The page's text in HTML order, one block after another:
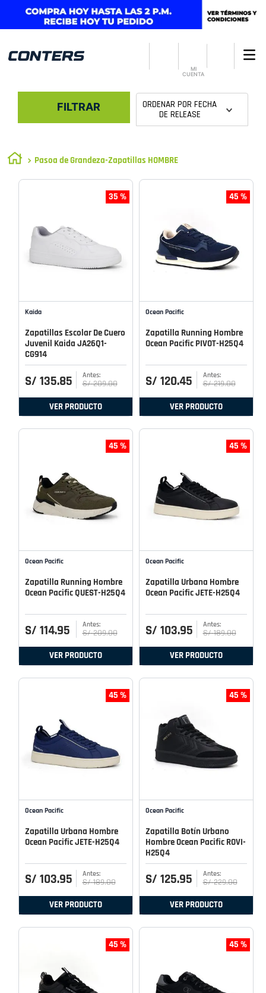
MI
CUENTA
FILTRAR ORDENAR POR FECHA
DE RELEASE
Pasoa de Grandeza-Zapatillas HOMBRE
35 %
Kaida
Zapatillas Escolar De Cuero
Juvenil Kaida JA26Q1-
CG914
S/ 135.85 S/ 209.00
VER PRODUCTO
45 %
Ocean Pacific
Zapatilla Running Hombre
Ocean Pacific PIVOT-H25Q4
S/ 120.45 S/ 219.00
VER PRODUCTO
45 %
Ocean Pacific
Zapatilla Running Hombre
Ocean Pacific QUEST-H25Q4
S/ 114.95 S/ 209.00
VER PRODUCTO
45 %
Ocean Pacific
Zapatilla Urbana Hombre
Ocean Pacific JETE-H25Q4
S/ 103.95 S/ 189.00
VER PRODUCTO
45 %
Ocean Pacific
Zapatilla Urbana Hombre
Ocean Pacific JETE-H25Q4
S/ 103.95 S/ 189.00
VER PRODUCTO
45 %
Ocean Pacific
Zapatilla Botín Urbano
Hombre Ocean Pacific ROVI-
H25Q4
S/ 125.95 S/ 229.00
VER PRODUCTO
45 % 45 %